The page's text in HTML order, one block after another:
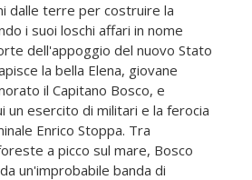
dalle terre per costruire la
i suoi loschi affari in nome
dell'appoggio del nuovo Stato
la bella Elena, giovane
il Capitano Bosco, e
un esercito di militari e la ferocia
Enrico Stoppa. Tra
a picco sul mare, Bosco
un'improbabile banda di